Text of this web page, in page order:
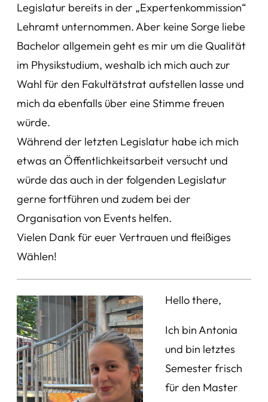
Legislatur bereits in der „Expertenkommission“
Lehramt unternommen. Aber keine Sorge liebe
Bachelor allgemein geht es mir um die Qualität
im Physikstudium, weshalb ich mich auch zur
Wahl für den Fakultätstrat aufstellen lasse und
mich da ebenfalls über eine Stimme freuen
würde.
Während der letzten Legislatur habe ich mich
etwas an Öffentlichkeitsarbeit versucht und
würde das auch in der folgenden Legislatur
gerne fortführen und zudem bei der
Organisation von Events helfen.
Vielen Dank für euer Vertrauen und fleißiges
Wählen!
Hello there,
Ich bin Antonia
und bin letztes
Semester frisch
für den Master